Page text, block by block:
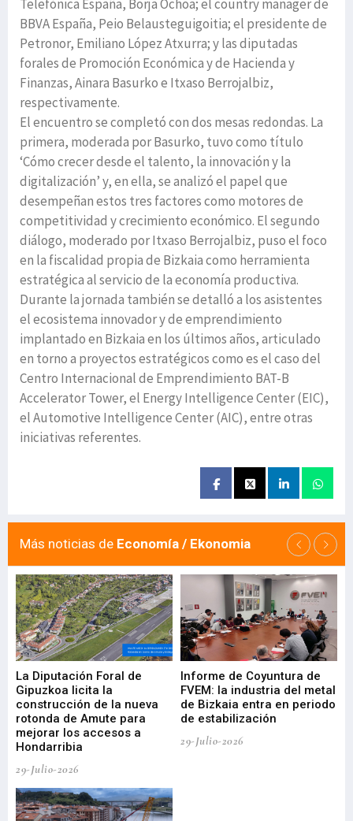
Telefónica España, Borja Ochoa; el country manager de
BBVA España, Peio Belausteguigoitia; el presidente de
Petronor, Emiliano López Atxurra; y las diputadas
forales de Promoción Económica y de Hacienda y
Finanzas, Ainara Basurko e Itxaso Berrojalbiz,
respectivamente.
El encuentro se completó con dos mesas redondas. La
primera, moderada por Basurko, tuvo como título
‘Cómo crecer desde el talento, la innovación y la
digitalización’ y, en ella, se analizó el papel que
desempeñan estos tres factores como motores de
competitividad y crecimiento económico. El segundo
diálogo, moderado por Itxaso Berrojalbiz, puso el foco
en la fiscalidad propia de Bizkaia como herramienta
estratégica al servicio de la economía productiva.
Durante la jornada también se detalló a los asistentes
el ecosistema innovador y de emprendimiento
implantado en Bizkaia en los últimos años, articulado
en torno a proyectos estratégicos como es el caso del
Centro Internacional de Emprendimiento BAT-B
Accelerator Tower, el Energy Intelligence Center (EIC),
el Automotive Intelligence Center (AIC), entre otras
iniciativas referentes.
Más noticias de Economía / Ekonomia
La Diputación Foral de
Gipuzkoa licita la
construcción de la nueva
rotonda de Amute para
mejorar los accesos a
Hondarribia
29-Julio-2026
Informe de Coyuntura de
FVEM: la industria del metal
de Bizkaia entra en periodo
de estabilización
29-Julio-2026